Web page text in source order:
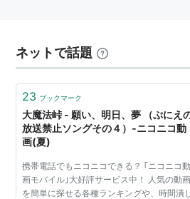
ネットで話題
23 ブックマーク
大魔法峠 - 願い、明日、夢 （ぷにえ
放送禁止ソングその４）‐ニコニコ動
画(夏)
携帯電話でもニコニコできる？ ｢ニコニコ動
画モバイル｣大好評サービス中！ 人気の動画
を簡単に探せる各種ランキングや、時間潰